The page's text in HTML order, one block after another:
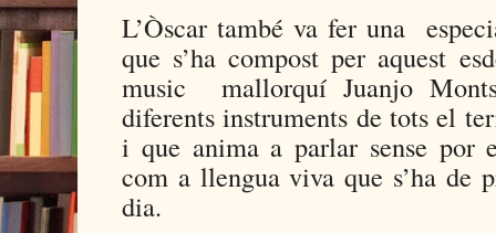
L’Òscar també va fer una
que s’ha compost per aquest
music
mallorquí Juanjo
diferents instruments de tots el
i que anima a parlar sense por
com a llengua viva que s’ha de
dia.